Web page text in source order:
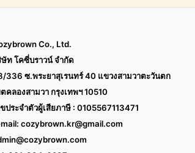
Co., Ltd.
ษัท โคซี่บราวน์ จำกัด
336 ซ.พระยาสุเรนทร์ 40 แขวงสามวาตะวันตก
ตคลองสามวา กรุงเทพฯ 10510
ขประจำตัวผู้เสียภาษี : 0105567113471
cozybrown.kr@gmail.com